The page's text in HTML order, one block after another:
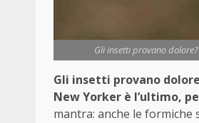
Gli insetti provano
Gli insetti provano
New Yorker è l’ultimo,
mantra: anche le formiche